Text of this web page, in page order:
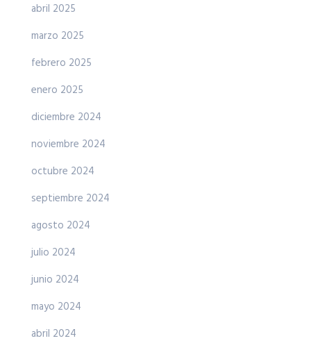
abril 2025
marzo 2025
febrero 2025
enero 2025
diciembre 2024
noviembre 2024
octubre 2024
septiembre 2024
agosto 2024
julio 2024
junio 2024
mayo 2024
abril 2024